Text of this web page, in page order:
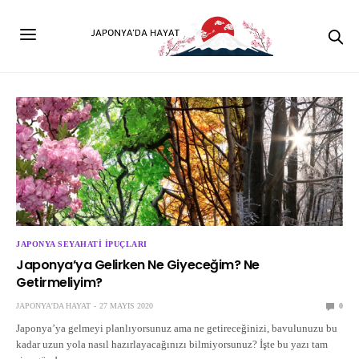
JAPONYA SEYAHATI İPUÇLARI
Japonya’ya Gelirken Ne Giyeceğim? Ne
Getirmeliyim?
JAPONYA'DA HAYAT 27 MAYIS 2020 0
Japonya’ya gelmeyi planlıyorsunuz ama ne getireceğinizi, bavulunuzu bu
kadar uzun yola nasıl hazırlayacağınızı bilmiyorsunuz? İşte bu yazı tam